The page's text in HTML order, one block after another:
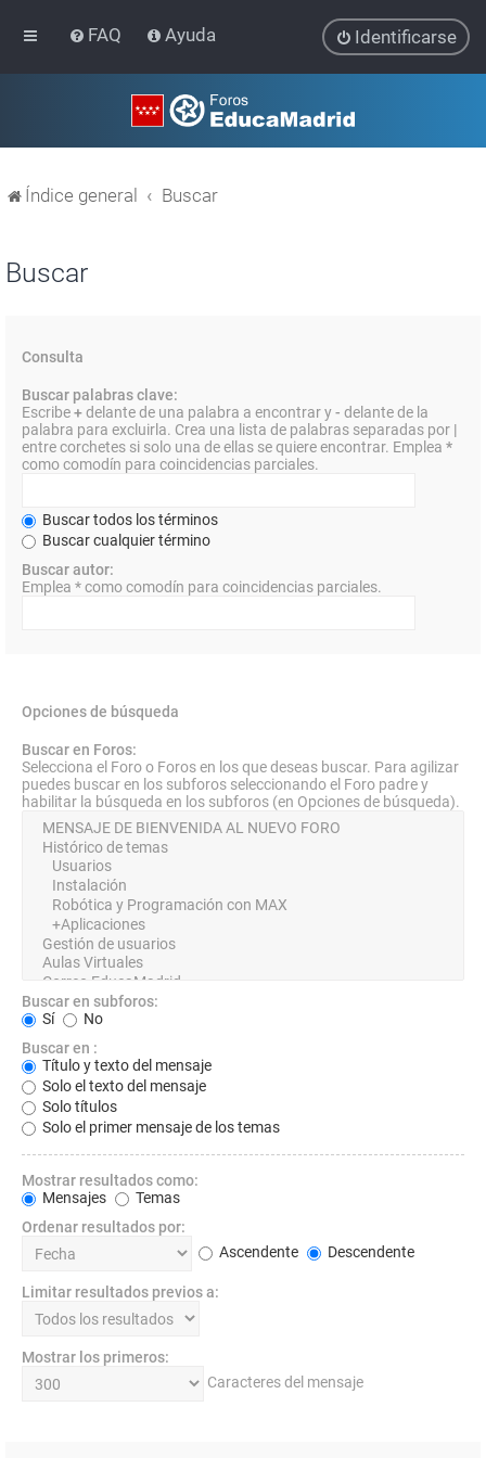
FAQ Ayuda Identificarse
Índice general Buscar
Buscar
Consulta
Buscar palabras clave:
Escribe+delante de una palabra a encontrar y- delante de la
palabra para excluirla. Crea una lista de palabras separadas por |
entre corchetes si solo una de ellas se quiere encontrar. Emplea *
como comodín para coincidencias parciales.
Buscar todos los términos
Buscar cualquier término
Buscar autor:
Emplea * como comodín para coincidencias parciales.
Opciones de búsqueda
Buscar en Foros:
Selecciona el Foro o Foros en los que deseas buscar. Para agilizar
puedes buscar en los subforos seleccionando el Foro padre y
habilitar la búsqueda en los subforos (en Opciones de búsqueda).
Buscar en subforos:
Sí
No
Buscar en :
Título y texto del mensaje
Solo el texto del mensaje
Solo títulos
Solo el primer mensaje de los temas
Mostrar resultados como:
Mensajes
Temas
Ordenar resultados por:
Ascendente
Descendente
Limitar resultados previos a:
Mostrar los primeros:
Caracteres del mensaje